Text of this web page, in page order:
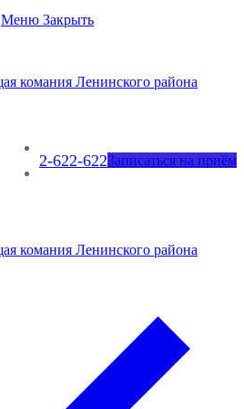
Меню Закрыть
2-622-622Записаться на приём